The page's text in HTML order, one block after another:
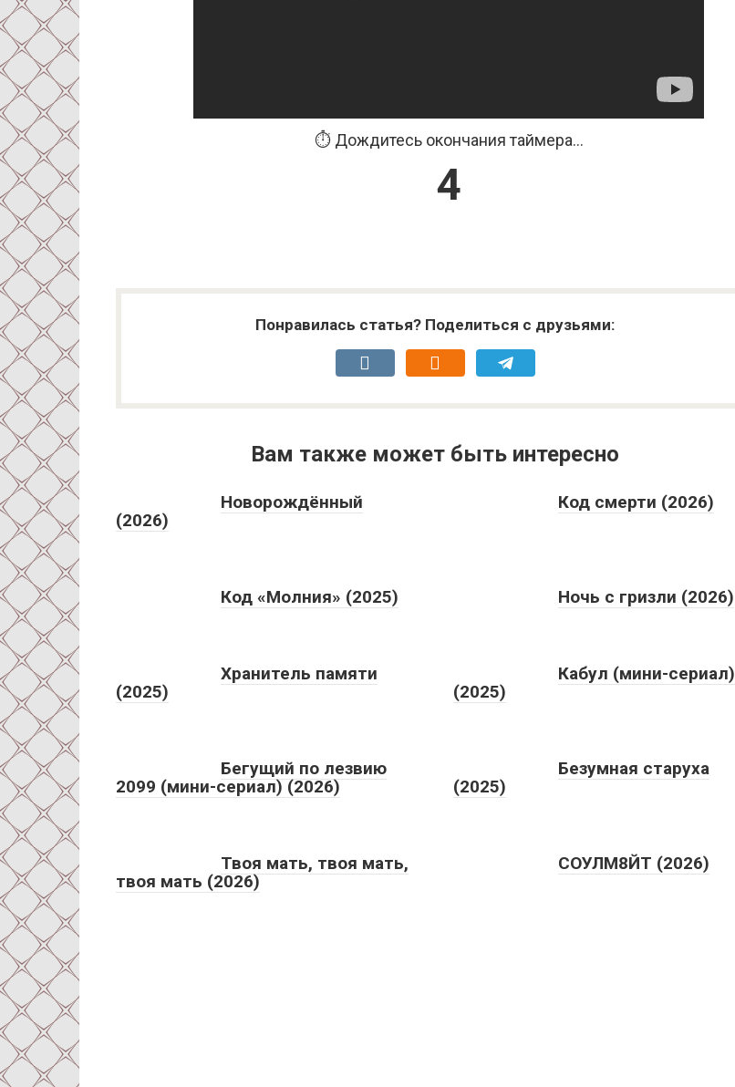
⏱️ Дождитесь окончания таймера...
3
Понравилась статья? Поделиться с друзьями:
Вам также может быть интересно
Новорождённый
(2026)
Код смерти (2026)
Код «Молния» (2025) Ночь с гризли (2026)
Хранитель памяти
(2025)
Кабул (мини-сериал)
(2025)
Бегущий по лезвию
2099 (мини-сериал) (2026)
Безумная старуха
(2025)
Твоя мать, твоя мать,
твоя мать (2026)
СОУЛМ8ЙТ (2026)